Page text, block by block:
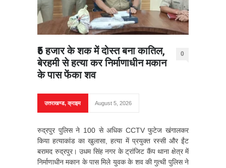
₹5 हजार के शक में दोस्त बना कातिल,
बेरहमी से हत्या कर निर्माणाधीन मकान
के पास फेंका शव
0
उत्तराखण्ड,क्राइम August 5, 2026
रुद्रपुर पुलिस ने 100 से अधिक CCTV फुटेज खंगालकर
किया हत्याकांड का खुलासा, हत्या में प्रयुक्त रस्सी और ईंट
बरामद रुद्रपुर। उधम सिंह नगर के ट्रांजिट कैंप थाना क्षेत्र में
निर्माणाधीन मकान के पास मिले युवक के शव की गुत्थी पुलिस ने